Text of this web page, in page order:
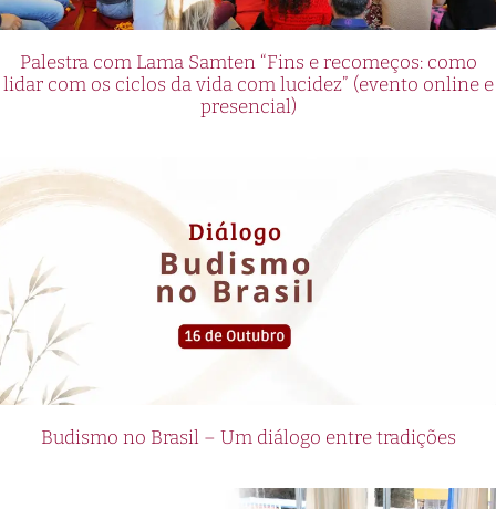
Palestra com Lama Samten “Fins e recomeços: como
lidar com os ciclos da vida com lucidez” (evento online e
presencial)
Budismo no Brasil – Um diálogo entre tradições